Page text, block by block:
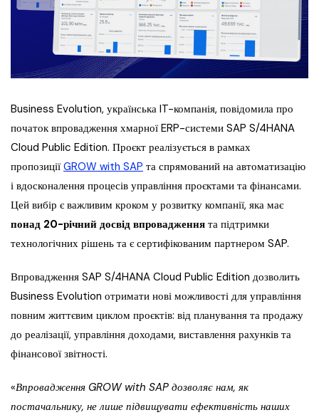
Business Evolution, українська IT-компанія, повідомила про
початок впровадження хмарної ERP-системи SAP S/4HANA
Cloud Public Edition. Проєкт реалізується в рамках
пропозиції GROW with SAP та спрямований на автоматизацію
і вдосконалення процесів управління проєктами та фінансами.
Цей вибір є важливим кроком у розвитку компанії, яка має
понад 20-річний досвід впровадження та підтримки
технологічних рішень та є сертифікованим партнером SAP.
Впровадження SAP S/4HANA Cloud Public Edition дозволить
Business Evolution отримати нові можливості для управління
повним життєвим циклом проєктів: від планування та продажу
до реалізації, управління доходами, виставлення рахунків та
фінансової звітності.
«Впровадження GROW with SAP дозволяє нам, як
постачальнику, не лише підвищувати ефективність наших